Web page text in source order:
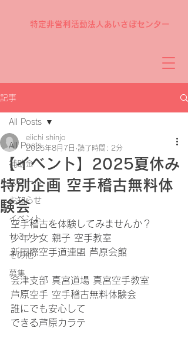
特定非営利活動法人あいさぽセンター
記事
All Posts
補助金
スクール
お知らせ
イベント
セミナー
その他
募集
All Posts
【イベント】2025夏休み
特別企画 空手稽古無料体
験会
eiichi shinjo
2025年8月7日 読了時間: 2分
空手稽古を体験してみませんか？
少年少女 親子 空手教室
新国際空手道連盟 芦原会館
会津支部 真宮道場 真宮空手教室
芦原空手 空手稽古無料体験会
誰にでも安心して
できる芦原カラテ